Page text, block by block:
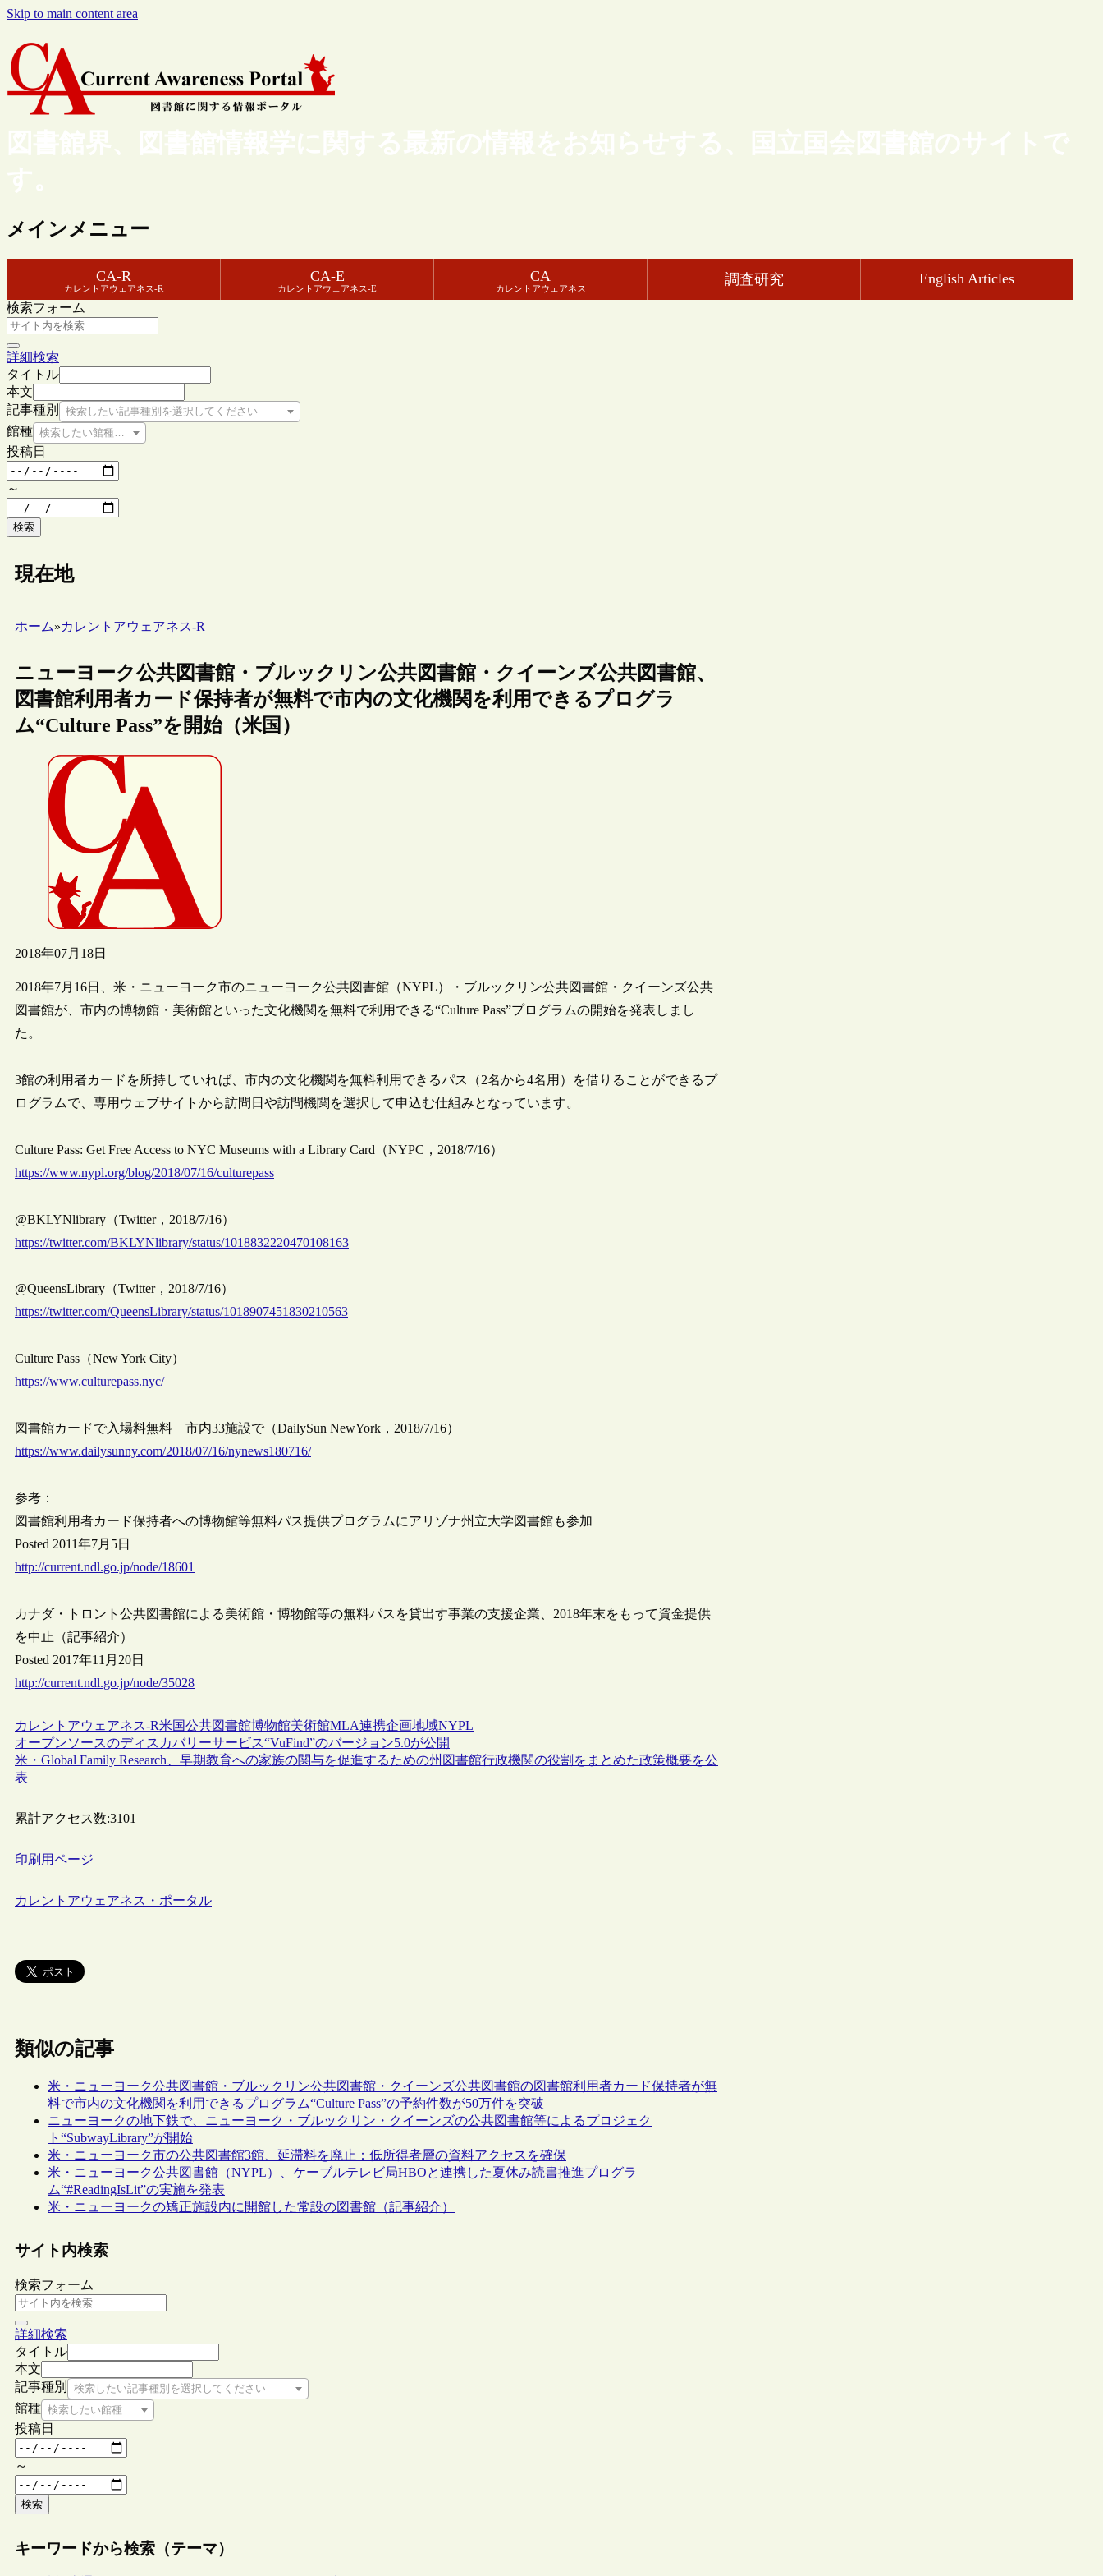
Skip to main content area
図書館界、図書館情報学に関する最新の情報をお知らせする、国立国会図書館のサイトで
す。
メインメニュー
CA-R
カレントアウェアネス-R
CA-E
カレントアウェアネス-E
CA
カレントアウェアネス
調査研究 English Articles
検索フォーム
詳細検索
タイトル
本文
記事種別
検索したい記事種別を選択してください
館種 検索したい館種を選択してください
投稿日
～
検索
現在地
ホーム»カレントアウェアネス-R
ニューヨーク公共図書館・ブルックリン公共図書館・クイーンズ公共図書館、
図書館利用者カード保持者が無料で市内の文化機関を利用できるプログラ
ム“Culture Pass”を開始（米国）
2018年07月18日
2018年7月16日、米・ニューヨーク市のニューヨーク公共図書館（NYPL）・ブルックリン公共図書館・クイーンズ公共
図書館が、市内の博物館・美術館といった文化機関を無料で利用できる“Culture Pass”プログラムの開始を発表しまし
た。
3館の利用者カードを所持していれば、市内の文化機関を無料利用できるパス（2名から4名用）を借りることができるプ
ログラムで、専用ウェブサイトから訪問日や訪問機関を選択して申込む仕組みとなっています。
Culture Pass: Get Free Access to NYC Museums with a Library Card（NYPC，2018/7/16）
https://www.nypl.org/blog/2018/07/16/culturepass
@BKLYNlibrary（Twitter，2018/7/16）
https://twitter.com/BKLYNlibrary/status/1018832220470108163
@QueensLibrary（Twitter，2018/7/16）
https://twitter.com/QueensLibrary/status/1018907451830210563
Culture Pass（New York City）
https://www.culturepass.nyc/
図書館カードで入場料無料 市内33施設で（DailySun NewYork，2018/7/16）
https://www.dailysunny.com/2018/07/16/nynews180716/
参考：
図書館利用者カード保持者への博物館等無料パス提供プログラムにアリゾナ州立大学図書館も参加
Posted 2011年7月5日
http://current.ndl.go.jp/node/18601
カナダ・トロント公共図書館による美術館・博物館等の無料パスを貸出す事業の支援企業、2018年末をもって資金提供
を中止（記事紹介）
Posted 2017年11月20日
http://current.ndl.go.jp/node/35028
カレントアウェアネス-R米国公共図書館博物館美術館MLA連携企画地域NYPL
オープンソースのディスカバリーサービス“VuFind”のバージョン5.0が公開
米・Global Family Research、早期教育への家族の関与を促進するための州図書館行政機関の役割をまとめた政策概要を公
表
累計アクセス数:3101
印刷用ページ
カレントアウェアネス・ポータル
類似の記事
米・ニューヨーク公共図書館・ブルックリン公共図書館・クイーンズ公共図書館の図書館利用者カード保持者が無
料で市内の文化機関を利用できるプログラム“Culture Pass”の予約件数が50万件を突破
ニューヨークの地下鉄で、ニューヨーク・ブルックリン・クイーンズの公共図書館等によるプロジェク
ト“SubwayLibrary”が開始
米・ニューヨーク市の公共図書館3館、延滞料を廃止：低所得者層の資料アクセスを確保
米・ニューヨーク公共図書館（NYPL）、ケーブルテレビ局HBOと連携した夏休み読書推進プログラ
ム“#ReadingIsLit”の実施を発表
米・ニューヨークの矯正施設内に開館した常設の図書館（記事紹介）
サイト内検索
検索フォーム
詳細検索
タイトル
本文
記事種別
検索したい記事種別を選択してください
館種 検索したい館種を選択してください
投稿日
～
検索
キーワードから検索（テーマ）